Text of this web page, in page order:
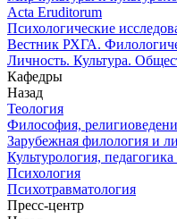
Acta Eruditorum
Психологические
Вестник РХГА.
Личность. Культура.
Кафедры
Назад
Теология
Философия,
Зарубежная филология и
Культурология, педагогика
Психология
Психотравматология
Пресс-центр